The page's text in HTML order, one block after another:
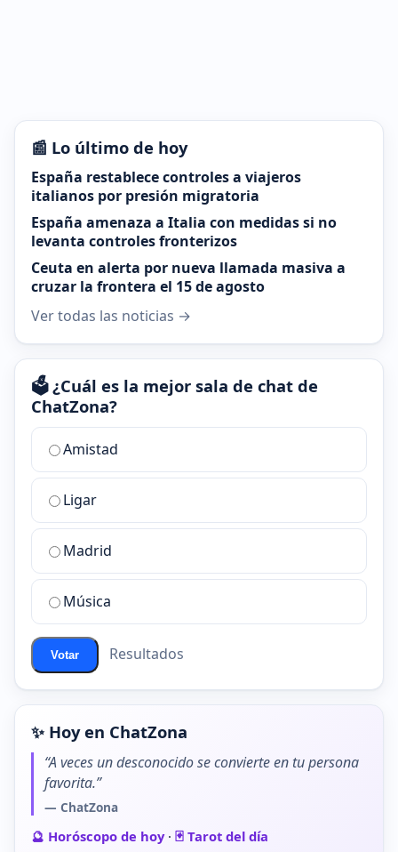
📰 Lo último de hoy
España restablece controles a viajeros
italianos por presión migratoria
España amenaza a Italia con medidas si no
levanta controles fronterizos
Ceuta en alerta por nueva llamada masiva a
cruzar la frontera el 15 de agosto
Ver todas las noticias →
🗳️ ¿Cuál es la mejor sala de chat de
ChatZona?
¿Cuál
la
mejor
sala
chat
ChatZona?
Amistad
Ligar
Madrid
Música
Votar Resultados
✨ Hoy en ChatZona
“A veces un desconocido se convierte en tu persona
favorita.”
— ChatZona
🔮 Horóscopo de hoy· 🃏 Tarot del día